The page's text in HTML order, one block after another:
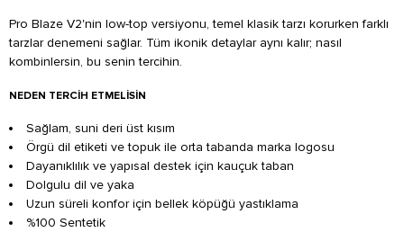
Pro Blaze V2'nin low-top versiyonu, temel klasik tarzı korurken farklı
tarzlar denemeni sağlar. Tüm ikonik detaylar aynı kalır; nasıl
kombinlersin, bu senin tercihin.
NEDEN TERCIH ETMELISIN
Sağlam, suni deri üst kısım
Örgü dil etiketi ve topuk ile orta tabanda marka logosu
Dayanıklılık ve yapısal destek için kauçuk taban
Dolgulu dil ve yaka
Uzun süreli konfor için bellek köpüğü yastıklama
%100 Sentetik